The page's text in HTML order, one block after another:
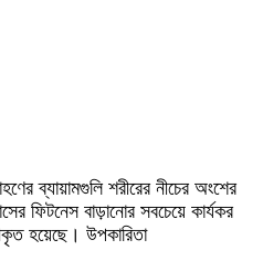
ব্যায়ামগুলি শরীরের নীচের অংশের
ফিটনেস বাড়ানোর সবচেয়ে কার্যকর
হয়েছে। উপকারিতা